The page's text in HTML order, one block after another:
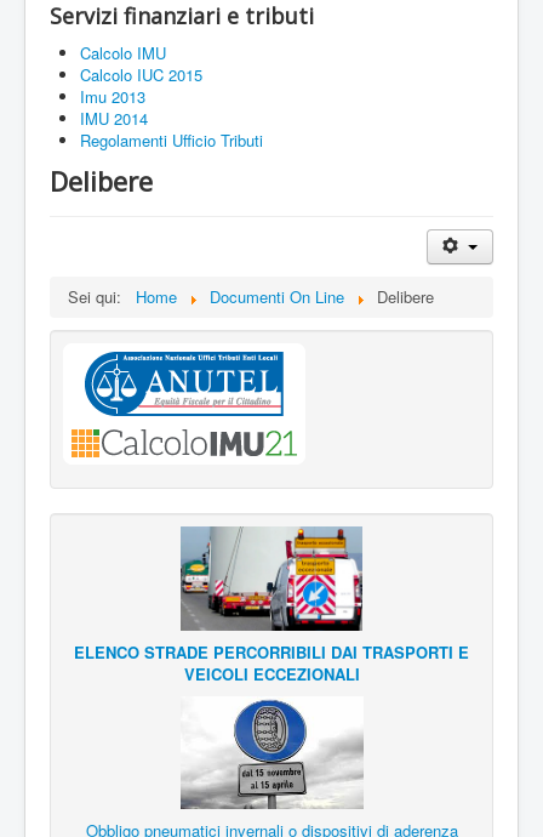
Servizi finanziari e tributi
Calcolo IMU
Calcolo IUC 2015
Imu 2013
IMU 2014
Regolamenti Ufficio Tributi
Delibere
Sei qui: Home Documenti On Line Delibere
ELENCO STRADE PERCORRIBILI DAI TRASPORTI E
VEICOLI ECCEZIONALI
Obbligo pneumatici invernali o dispositivi di aderenza